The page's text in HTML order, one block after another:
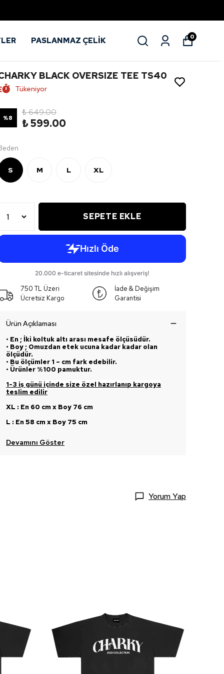
PASLANMAZ ÇELİK 0
BLACK OVERSIZE TEE TS40
Tükeniyor
%8
₺ 649.00
₺ 599.00
S M L XL
SEPETE EKLE
750 TL Üzeri
Ücretsiz Kargo
İade & Değişim
Garantisi
Ürün Açıklaması
• En ; İki koltuk altı arası mesafe ölçüsüdür.
• Boy ; Omuzdan etek ucuna kadar kadar olan
ölçüdür.
• Bu ölçümler 1 – cm fark edebilir.
• Ürünler %100 pamuktur.
1-3 iş günü içinde size özel hazırlanıp kargoya
teslim edilir
XL : En 60 cm x Boy 76 cm
L : En 58 cm x Boy 75 cm
Devamını Göster
Yorum Yap